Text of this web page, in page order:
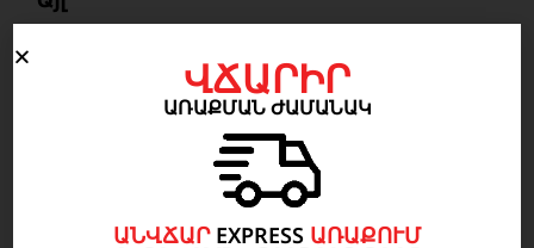
Բժշկական գործիքներ և պարագաներ
Գործիքներ և պարագաներ բժշկական
անձնակազմի համար
Անեսթեզիոլոգիա և վերակենդանացման
ծառայայության համար տարբեր
պարագաներ և գործիքներ
ՎՃԱՐԻՐ
ԱՌԱՔՄԱՆ ԺԱՄԱՆԱԿ
ԱՆՎՃԱՐ EXPRESS ԱՌԱՔՈՒՄ